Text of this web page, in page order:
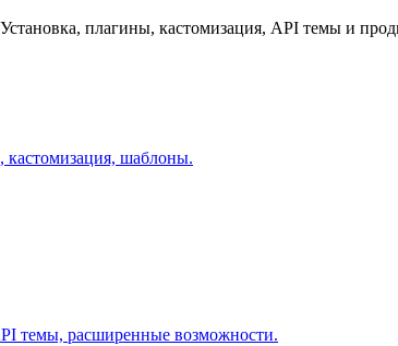
плагины, кастомизация, API темы и
кастомизация, шаблоны.
темы, расширенные возможности.